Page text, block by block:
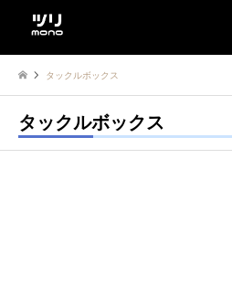
タックルボックス
タックルボックス